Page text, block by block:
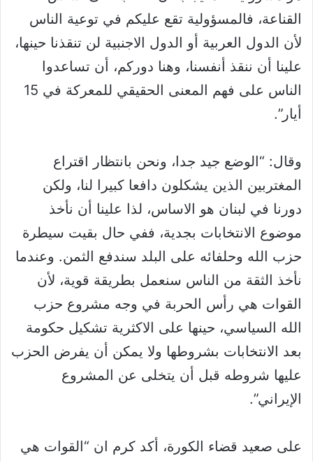
القناعة، فالمسؤولية تقع عليكم في توعية الناس
لأن الدول العربية أو الدول الاجنبية لن تنقذنا حينها،
علينا أن ننقذ أنفسنا، وهنا دوركم، أن تساعدوا
الناس على فهم المعنى الحقيقي للمعركة في 15
أيار”.
وقال: “الوضع جيد جدا، ونحن بانتظار اقتراع
المغتربين الذين يشكلون دافعا كبيرا لنا، ولكن
دورنا في لبنان هو الاساس، لذا علينا أن نأخذ
موضوع الانتخابات بجدية، ففي حال بقيت سيطرة
حزب الله وحلفائه على البلد سندفع الثمن. وعندما
نأخذ الثقة من الناس سنعمل بطريقة قوية، لأن
القوات هي رأس الحربة في وجه مشروع حزب
الله السياسي، حينها على الاكثرية تشكيل حكومة
بعد الانتخابات بشروطها ولا يمكن أن يفرض الحزب
عليها شروطه قبل أن يتخلى عن المشروع
الإيراني”.
على صعيد قضاء الكورة، أكد كرم ان “القوات هي